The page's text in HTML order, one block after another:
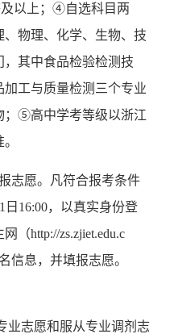
以上；④自选科目两
物理、化学、生物、技
，其中食品检验检测技
加工与质量检测三个专业
⑤高中学考等级以浙江
志愿。凡符合报考条件
日 16:00，以真实身份登
网（http://zs.zjiet.edu.c
信息，并填报志愿。
业志愿和服从专业调剂志